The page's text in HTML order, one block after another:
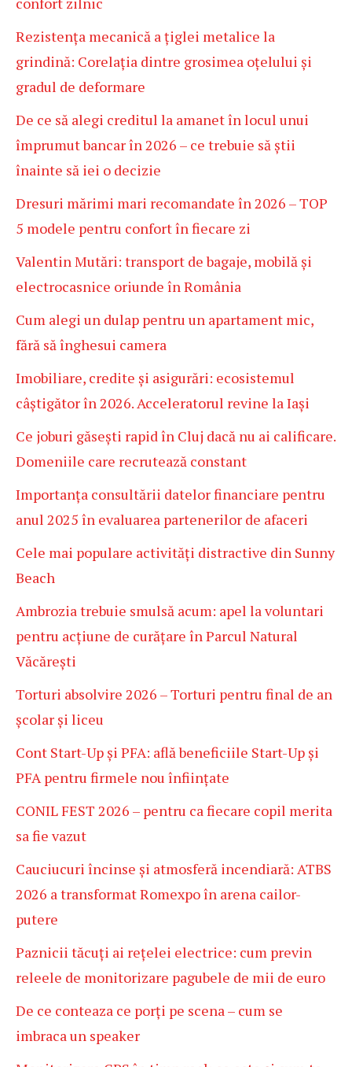
Rezistența mecanică a țiglei metalice la
grindină: Corelația dintre grosimea oțelului și
gradul de deformare
De ce să alegi creditul la amanet în locul unui
împrumut bancar în 2026 – ce trebuie să știi
înainte să iei o decizie
Dresuri mărimi mari recomandate în 2026 – TOP
5 modele pentru confort în fiecare zi
Valentin Mutări: transport de bagaje, mobilă și
electrocasnice oriunde în România
Cum alegi un dulap pentru un apartament mic,
fără să înghesui camera
Imobiliare, credite și asigurări: ecosistemul
câștigător în 2026. Acceleratorul revine la Iași
Ce joburi găsești rapid în Cluj dacă nu ai calificare.
Domeniile care recrutează constant
Importanța consultării datelor financiare pentru
anul 2025 în evaluarea partenerilor de afaceri
Cele mai populare activități distractive din Sunny
Beach
Ambrozia trebuie smulsă acum: apel la voluntari
pentru acțiune de curățare în Parcul Natural
Văcărești
Torturi absolvire 2026 – Torturi pentru final de an
școlar și liceu
Cont Start-Up și PFA: află beneficiile Start-Up și
PFA pentru firmele nou înființate
CONIL FEST 2026 – pentru ca fiecare copil merita
sa fie vazut
Cauciucuri încinse și atmosferă incendiară: ATBS
2026 a transformat Romexpo în arena cailor-
putere
Paznicii tăcuți ai rețelei electrice: cum previn
releele de monitorizare pagubele de mii de euro
De ce conteaza ce porți pe scena – cum se
imbraca un speaker